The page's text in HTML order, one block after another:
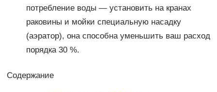
потребление воды — установить на кранах
раковины и мойки специальную насадку
(аэратор), она способна уменьшить ваш расход
порядка 30 %.
Содержание